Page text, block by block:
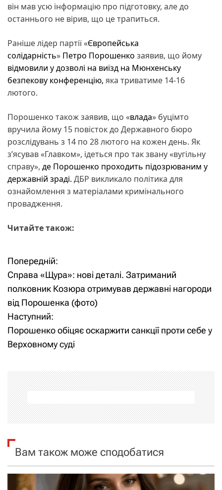
він мав усю інформацію про підготовку, але до
останнього не вірив, що це трапиться.
Раніше лідер партії «Європейська
солідарність» Петро Порошенко заявив, що йому
відмовили у дозволі на виїзд на Мюнхенську
безпекову конференцію, яка триватиме 14-16
лютого.
Порошенко також заявив, що «влада» буцімто
вручила йому 15 повісток до Державного бюро
розслідувань з 14 по 28 лютого на кожен день. Як
з’ясував «Главком», ідеться про так звану «вугільну
справу», де Порошенко проходить підозрюваним у
державній зраді. ДБР викликало політика для
ознайомлення з матеріалами кримінального
провадження.
Читайте також:
Н
а
в
і
г
а
ц
і
а
Попередній:
Справа «Щура»: нові деталі. Затриманий
полковник Козюра отримував державні нагороди
від Порошенка (фото)
Наступний:
Порошенко обіцяє оскаржити санкції проти себе у
Верховному суді
Вам також може сподобатися